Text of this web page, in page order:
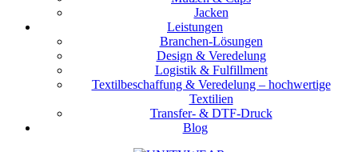
Jacken
Leistungen
Branchen-Lösungen
Design & Veredelung
Logistik & Fulfillment
Textilbeschaffung & Veredelung – hochwertige
Textilien
Transfer- & DTF-Druck
Blog